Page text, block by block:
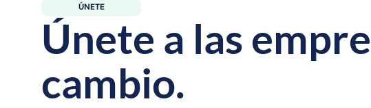
ÚNETE
Únete a las empre
cambio.